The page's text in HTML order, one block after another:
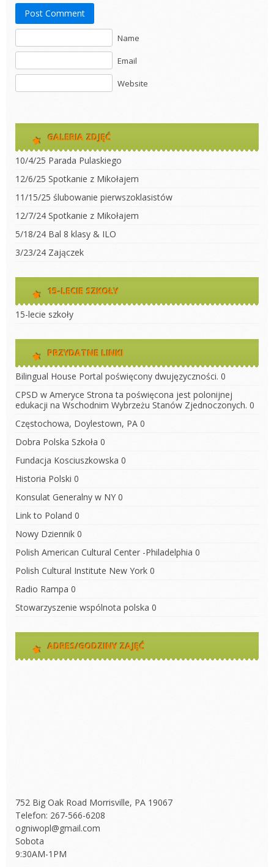
Post Comment
Name
Email
Website
GALERIA ZDJĘĆ
10/4/25 Parada Pulaskiego
12/6/25 Spotkanie z Mikołajem
11/15/25 ślubowanie pierwszoklasistów
12/7/24 Spotkanie z Mikołajem
5/18/24 Bal 8 klasy & ILO
3/23/24 Zajączek
15-LECIE SZKOŁY
15-lecie szkoły
PRZYDATNE LINKI
Bilingual House Portal poświęcony dwujęzyczności. 0
CPSD w Ameryce Strona ta poświęcona jest polonijnej
edukacji na Wschodnim Wybrzeżu Stanów Zjednoczonych. 0
Częstochowa, Doylestown, PA 0
Dobra Polska Szkoła 0
Fundacja Kosciuszkowska 0
Historia Polski 0
Konsulat Generalny w NY 0
Link to Poland 0
Nowy Dziennik 0
Polish American Cultural Center -Philadelphia 0
Polish Cultural Institute New York 0
Radio Rampa 0
Stowarzyszenie wspólnota polska 0
ADRES/GODZINY ZAJĘĆ
752 Big Oak Road Morrisville, PA 19067
Telefon: 267-566-6208
ogniwopl@gmail.com
Sobota
9:30AM-1PM